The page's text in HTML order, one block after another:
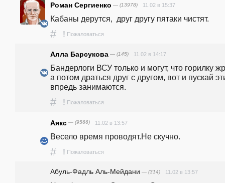
Роман Сергиенко — (13978) 11.02 в 15:37
Кабаны дерутся,  друг другу пятаки чистят.
# ! Пожаловаться
Алла Барсукова — (145) 11.02 в 14:17
Бандерлоги ВСУ только и могут, что горилку
а потом драться друг с другом, вот и пускай
впредь занимаются.
# ! Пожаловаться
Аякс — (9566) 11.02 в 13:57
Весело время проводят.Не скучно.
# ! Пожаловаться
Абуль-Фадль Аль-Мейдани — (314) 11.02 в 13:57